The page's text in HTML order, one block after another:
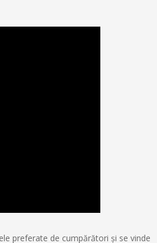
preferate de cumpărători şi se vinde